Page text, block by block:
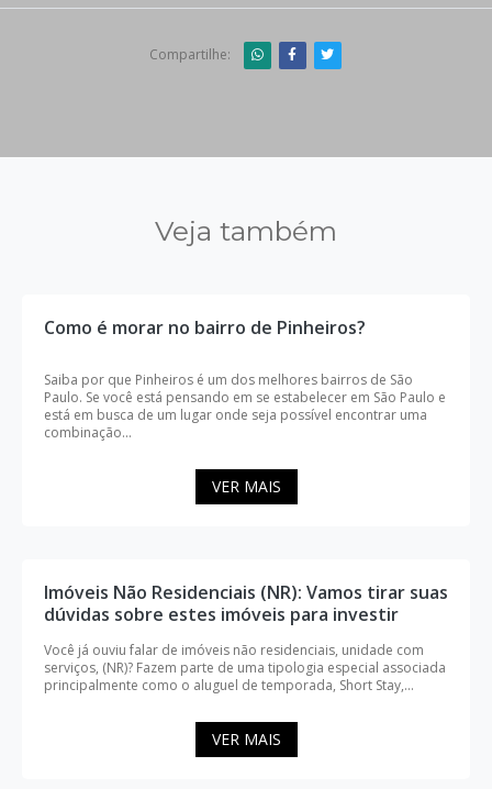
Compartilhe:
Veja também
Como é morar no bairro de Pinheiros?
Saiba por que Pinheiros é um dos melhores bairros de São
Paulo. Se você está pensando em se estabelecer em São Paulo e
está em busca de um lugar onde seja possível encontrar uma
combinação...
VER MAIS
Imóveis Não Residenciais (NR): Vamos tirar suas
dúvidas sobre estes imóveis para investir
Você já ouviu falar de imóveis não residenciais, unidade com
serviços, (NR)? Fazem parte de uma tipologia especial associada
principalmente como o aluguel de temporada, Short Stay,...
VER MAIS